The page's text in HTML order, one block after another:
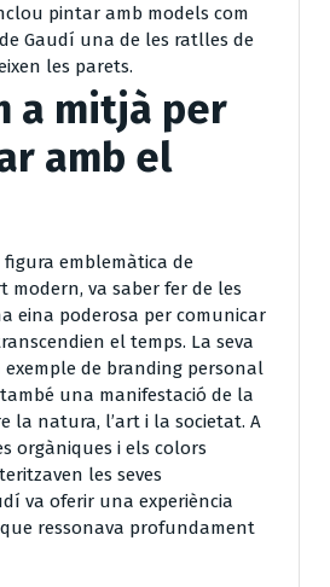
pintar amb models com
Gaudí una de les ratlles de
les parets.
a mitjà per
amb el
emblemàtica de
modern, va saber fer de les
eina poderosa per comunicar
el temps. La seva
de branding personal
una manifestació de la
la natura, l’art i la societat. A
orgàniques i els colors
les seves
va oferir una experiència
ressonava profundament